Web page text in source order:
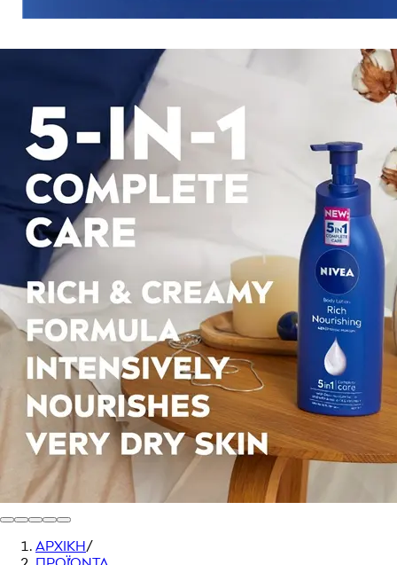
ΑΡΧΙΚΗ/